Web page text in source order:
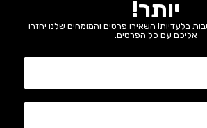
יותר!
בלעדיות! השאירו פרטים והמומחים שלנו יחזרו
אליכם עם כל הפרטים.